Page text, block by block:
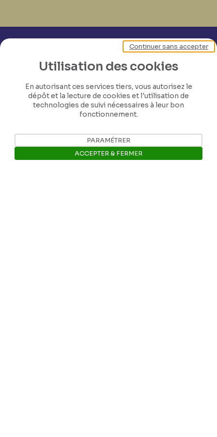
Utilisation des cookies
En autorisant ces services tiers, vous autorisez le
dépôt et la lecture de cookies et l'utilisation de
technologies de suivi nécessaires à leur bon
fonctionnement.
Continuer sans accepter
PARAMÉTRER
ACCEPTER & FERMER